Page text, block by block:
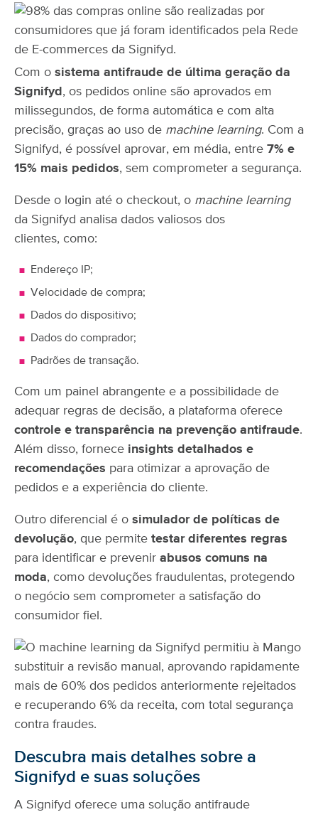
Com o sistema antifraude de última geração da
Signifyd , os pedidos online são aprovados em
milissegundos, de forma automática e com alta
precisão, graças ao uso de machine learning. Com a
Signifyd, é possível aprovar, em média, entre 7% e
15% mais pedidos, sem comprometer a segurança.
Desde o login até o checkout, o machine learning
da Signifyd analisa dados valiosos dos
clientes, como:
Endereço IP;
Velocidade de compra;
Dados do dispositivo;
Dados do comprador;
Padrões de transação.
Com um painel abrangente e a possibilidade de
adequar regras de decisão, a plataforma oferece
controle e transparência na prevenção antifraude.
Além disso, fornece insights detalhados e
recomendações para otimizar a aprovação de
pedidos e a experiência do cliente.
Outro diferencial é o simulador de políticas de
devolução, que permite testar diferentes regras
para identificar e prevenir abusos comuns na
moda, como devoluções fraudulentas, protegendo
o negócio sem comprometer a satisfação do
consumidor fiel.
Descubra mais detalhes sobre a
Signifyd e suas soluções
A Signifyd oferece uma solução antifraude